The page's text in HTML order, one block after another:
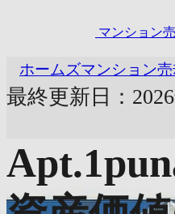
マンション
ホームズマンション売
最終更新日：